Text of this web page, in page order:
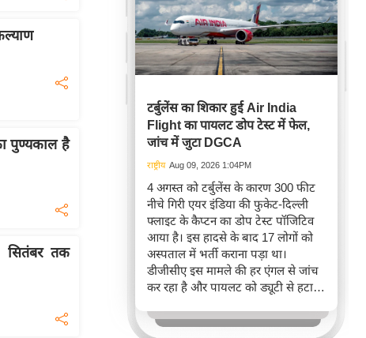
पुण्यकाल है
तक
टर्बुलेंस का शिकार हुई Air India
Flight का पायलट डोप टेस्ट में फेल,
जांच में जुटा DGCA
राष्ट्रीय Aug 09, 2026 1:04PM
4 अगस्त को टर्बुलेंस के कारण 300 फीट
नीचे गिरी एयर इंडिया की फुकेट-दिल्ली
फ्लाइट के कैप्टन का डोप टेस्ट पॉजिटिव
आया है। इस हादसे के बाद 17 लोगों को
अस्पताल में भर्ती कराना पड़ा था।
डीजीसीए इस मामले की हर एंगल से जांच
कर रहा है और पायलट को ड्यूटी से हटा